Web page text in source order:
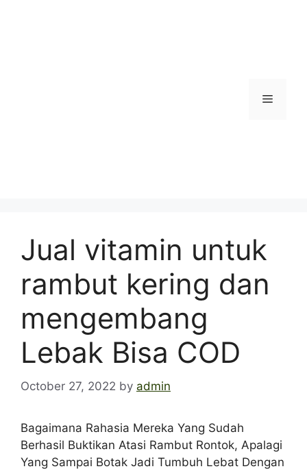
Menu
Jual vitamin untuk
rambut kering dan
mengembang
Lebak Bisa COD
October 27, 2022 by admin
Bagaimana Rahasia Mereka Yang Sudah
Berhasil Buktikan Atasi Rambut Rontok, Apalagi
Yang Sampai Botak Jadi Tumbuh Lebat Dengan